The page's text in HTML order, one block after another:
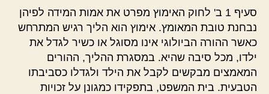
סעיף 1 ב' לחוק האימוץ מפרט את אמות המידה לפיהן
נבחנת טובת המאומץ. אימוץ הוא הליך רגיש המתרחש
כאשר ההורה הביולוגי אינו מסוגל או כשיר לגדל את
ילדו, מכל סיבה שהיא. במסגרת ההליך, ההורים
המאמצים מבקשים לקבל את הילד ולגדלו כסביבתו
הטבעית. בית המשפט, בתפקידו כמגונן על זכויות